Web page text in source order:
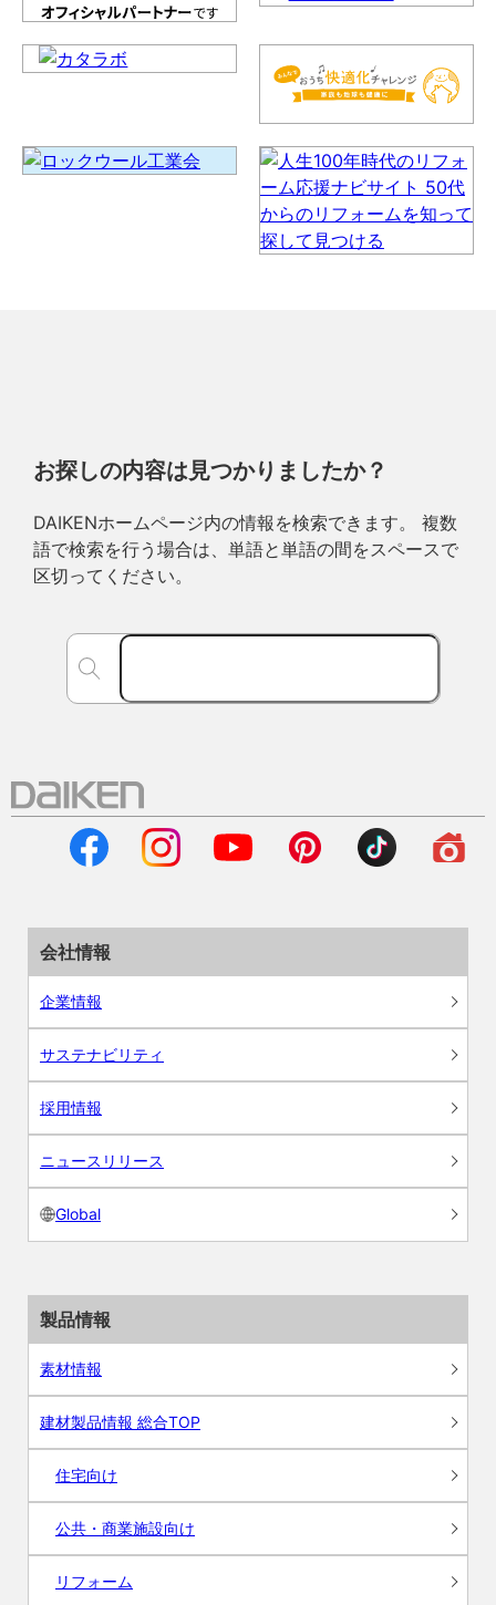
お探しの内容は見つかりましたか？
DAIKENホームページ内の情報を検索できます。 複数
語で検索を行う場合は、単語と単語の間をスペースで
区切ってください。
会社情報
企業情報
サステナビリティ
採用情報
ニュースリリース
Global
製品情報
素材情報
建材製品情報 総合TOP
住宅向け
公共・商業施設向け
リフォーム